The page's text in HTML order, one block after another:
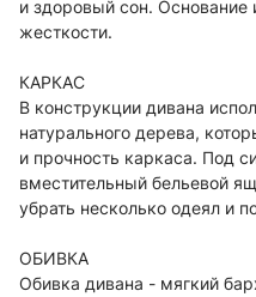
и здоровый сон. Основание
жесткости.
КАРКАС
В конструкции дивана
натурального дерева,
и прочность каркаса. Под
вместительный бельевой
убрать несколько одеял и
ОБИВКА
Обивка дивана - мягкий